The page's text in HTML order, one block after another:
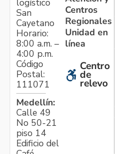
logístico
San
Cayetano
Horario:
8:00 a.m. –
4:00 p.m.
Código
Postal:
111071
Medellín:
Calle 49
No 50-21
piso 14
Edificio del
Centros
Regionales
Unidad en
línea
Centro
de
relevo